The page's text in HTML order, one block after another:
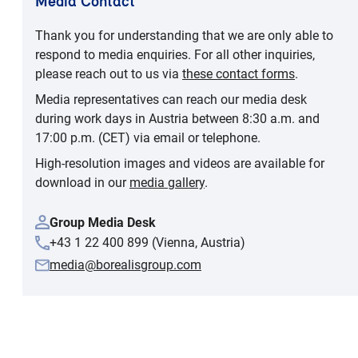
Thank you for understanding that we are only able to
respond to media enquiries. For all other inquiries,
please reach out to us via these contact forms.
Media representatives can reach our media desk
during work days in Austria between 8:30 a.m. and
17:00 p.m. (CET) via email or telephone.
High-resolution images and videos are available for
download in our media gallery.
Group Media Desk
+43 1 22 400 899 (Vienna, Austria)
media@borealisgroup.com